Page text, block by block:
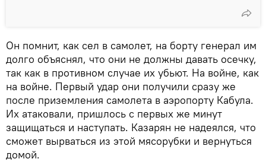
Он помнит, как сел в самолет, на борту генерал им
долго объяснял, что они не должны давать осечку,
так как в противном случае их убьют. На войне, как
на войне. Первый удар они получили сразу же
после приземления самолета в аэропорту Кабула.
Их атаковали, пришлось с первых же минут
защищаться и наступать. Казарян не надеялся, что
сможет вырваться из этой мясорубки и вернуться
домой.